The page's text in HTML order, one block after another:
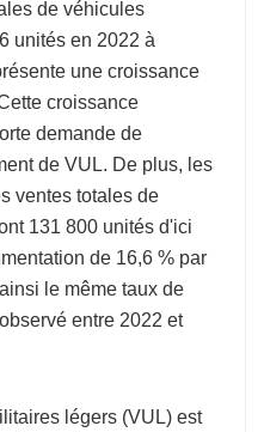
de véhicules
unités en 2022 à
une croissance
croissance
demande de
de VUL. De plus, les
ventes totales de
131 800 unités d'ici
de 16,6 % par
le même taux de
entre 2022 et
légers (VUL) est